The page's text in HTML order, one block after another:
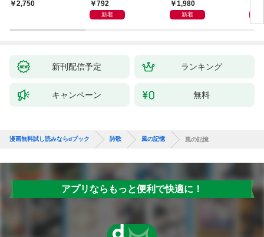
￥2,750
792
新着
1,980
新着
新刊配信予定 ランキング
キャンペーン 無料
漫画無料試し読みならdブック 詩歌 風の記憶 風の記憶
アプリならもっと便利で快適に！